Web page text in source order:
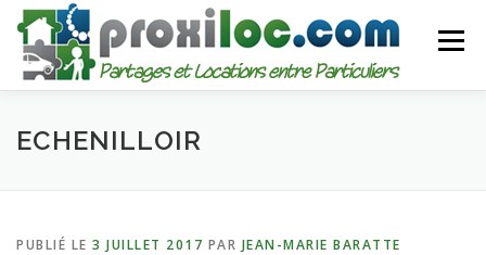
Aller
contenu
Menu
CATEGORIES AJOUTER UNE ANNONCE
ECHENILLOIR
PUBLIÉ LE 3 JUILLET 2017 PAR JEAN-MARIE BARATTE